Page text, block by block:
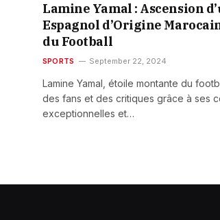
Lamine Yamal : Ascension
Espagnol d’Origine
du Football
SPORTS September 22, 2024
Lamine Yamal, étoile montante du
des fans et des critiques grâce à ses
exceptionnelles et…